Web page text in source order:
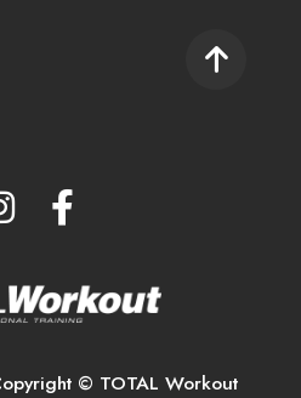
© TOTAL Workout